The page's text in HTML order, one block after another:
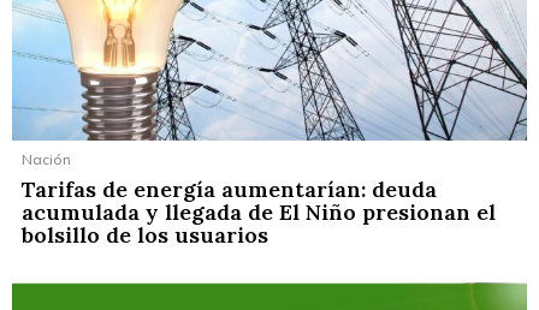
Nación
Tarifas de energía aumentarían: deuda
acumulada y llegada de El Niño presionan el
bolsillo de los usuarios